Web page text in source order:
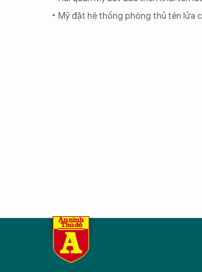
Mỹ đặt hệ thống phòng thủ tên lửa